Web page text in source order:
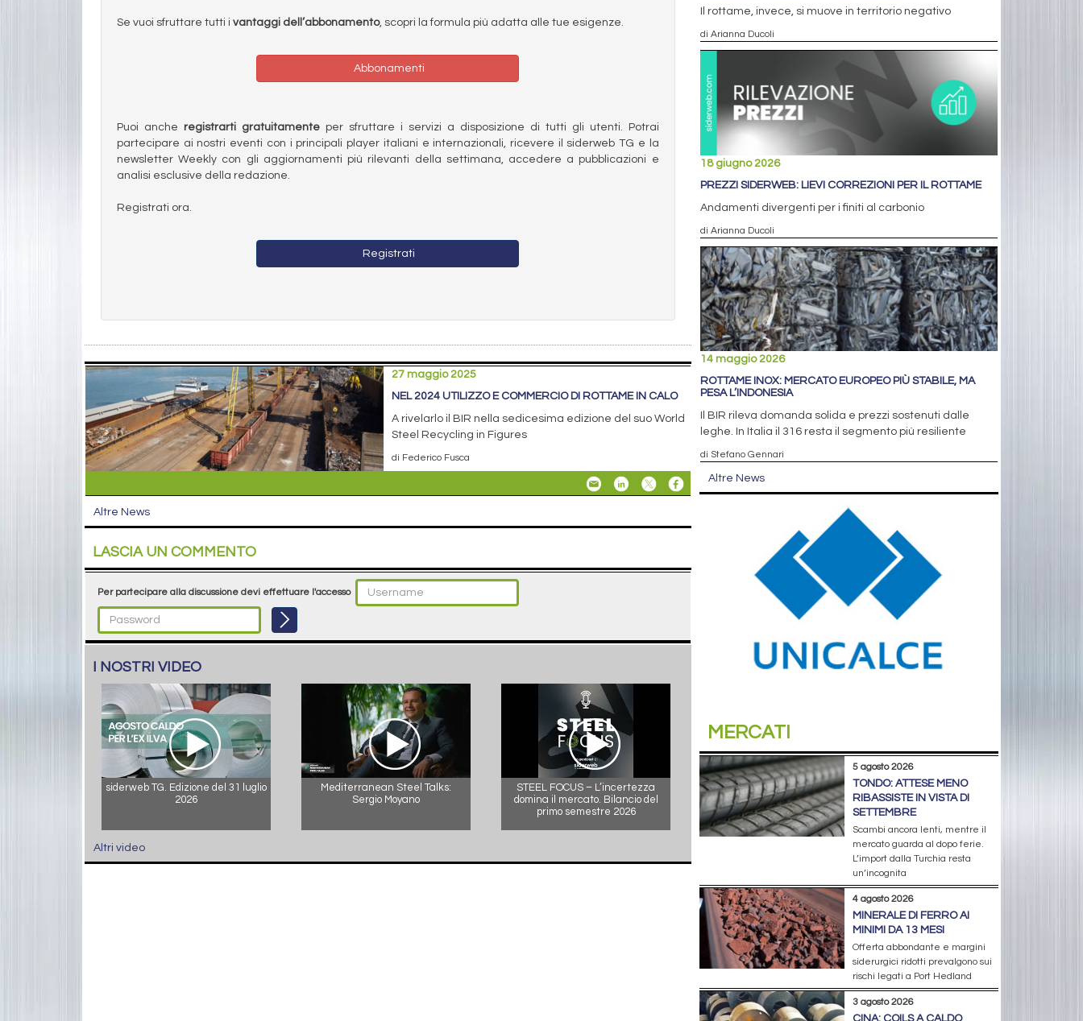
Se vuoi sfruttare tutti i vantaggi dell’abbonamento, scopri la formula più adatta alle tue esigenze.
Abbonamenti
Puoi anche registrarti gratuitamenteper sfruttare i servizi a disposizione di tutti gli utenti. Potrai
partecipare ai nostri eventi con i principali player italiani e internazionali, ricevere il siderweb TG e la
newsletter Weekly con gli aggiornamenti più rilevanti della settimana, accedere a pubblicazioni e
analisi esclusive della redazione.
Registrati ora.
Registrati
27 maggio 2025
NEL 2024 UTILIZZO E COMMERCIO DI ROTTAME IN CALO
A rivelarlo il BIR nella sedicesima edizione del suo World
Steel Recycling in Figures
di Federico Fusca
Altre News
LASCIA UN COMMENTO
Per partecipare alla discussione devi effettuare l'accesso
I NOSTRI VIDEO
siderweb TG. Edizione del 31 luglio
2026
Mediterranean Steel Talks:
Sergio Moyano
STEEL FOCUS – L’incertezza
domina il mercato. Bilancio del
primo semestre 2026
Altri video
Il rottame, invece, si muove in territorio negativo
di Arianna Ducoli
18 giugno 2026
PREZZI SIDERWEB: LIEVI CORREZIONI PER IL ROTTAME
Andamenti divergenti per i finiti al carbonio
di Arianna Ducoli
14 maggio 2026
ROTTAME INOX: MERCATO EUROPEO PIÙ STABILE, MA
PESA L’INDONESIA
Il BIR rileva domanda solida e prezzi sostenuti dalle
leghe. In Italia il 316 resta il segmento più resiliente
di Stefano Gennari
Altre News
MERCATI
5 agosto 2026
TONDO: ATTESE MENO
RIBASSISTE IN VISTA DI
SETTEMBRE
Scambi ancora lenti, mentre il
mercato guarda al dopo ferie.
L’import dalla Turchia resta
un’incognita
4 agosto 2026
MINERALE DI FERRO AI
MINIMI DA 13 MESI
Offerta abbondante e margini
siderurgici ridotti prevalgono sui
rischi legati a Port Hedland
3 agosto 2026
CINA: COILS A CALDO